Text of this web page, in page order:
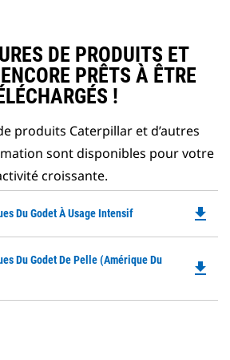
DE PRODUITS ET
PRÊTS À ÊTRE
!
produits Caterpillar et d’autres
sont disponibles pour votre
croissante.
Du Godet À Usage Intensif file_download
Du Godet De Pelle (Amérique Du
file_download